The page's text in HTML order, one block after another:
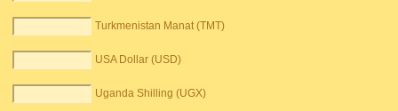
Turkmenistan Manat (TMT)
USA Dollar (USD)
Uganda Shilling (UGX)